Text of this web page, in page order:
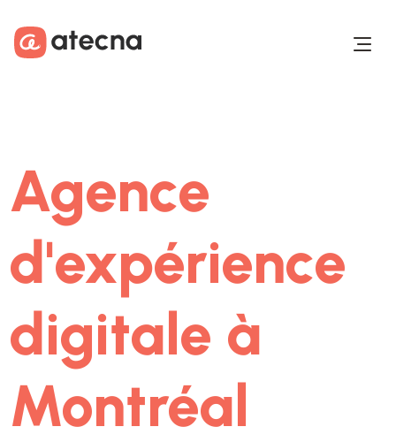
Agence
d'expérience
digitale à
Montréal